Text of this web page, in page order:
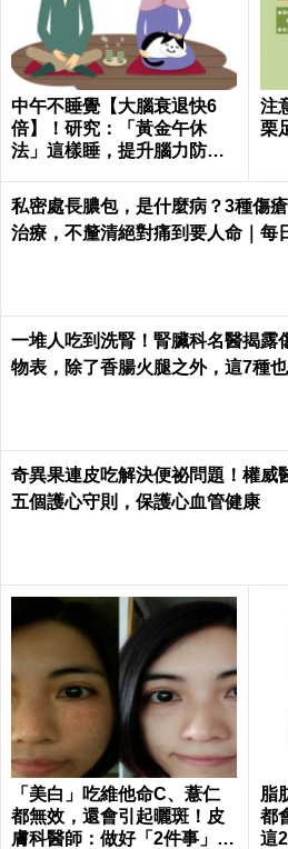
中午不睡覺【大腦衰退快6
倍】！研究：「黃金午休
法」這樣睡，提升腦力防癡
注
栗
私密處長膿包，是什麼病？3種傷
治療，不釐清絕對痛到要人命｜每
一堆人吃到洗腎！腎臟科名醫揭露
物表，除了香腸火腿之外，這7種
奇異果連皮吃解決便祕問題！權威
五個護心守則，保護心血管健康
「美白」吃維他命C、薏仁
都無效，還會引起曬斑！皮
膚科醫師：做好「2件事」最
脂
都
這